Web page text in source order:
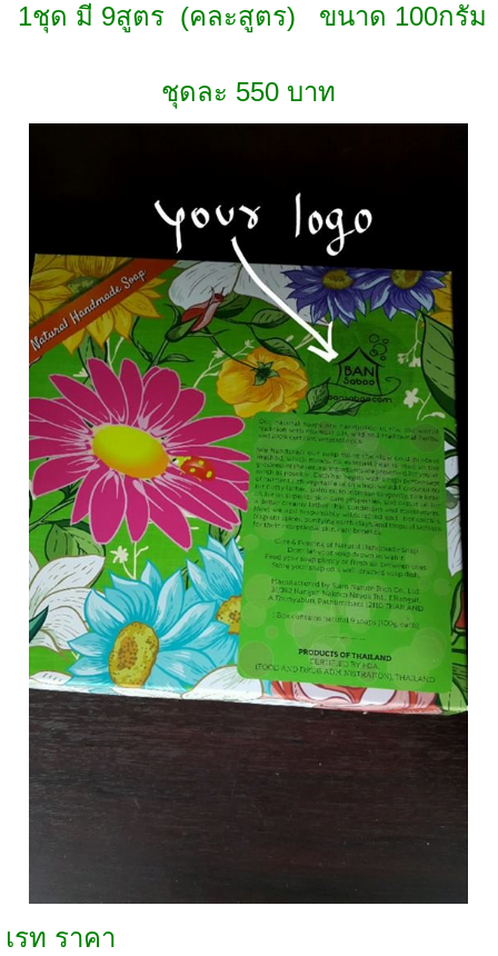
1ชุด มี 9สูตร (คละสูตร) ขนาด 100กรัม
ชุดละ 550 บาท
เรท ราคา